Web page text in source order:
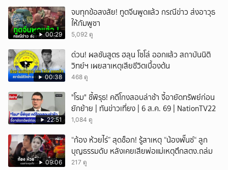
00:29
จบทุกข้อสงสัย! ทูตจีนพูดแล้ว กรณีข่าว ส่งอาวุธ
ให้กัมพูชา
5,092 ดู
00:38
ด่วน! ผลชันสูตร ฮลุน โซโล่ ออกแล้ว สถาบันนิติ
วิทย์ฯ เผยสาเหตุเสียชีวิตเบื้องต้น
468 ดู
22:51
"โรม" ชี้พิรุธ! คดีโกงสอบล่าช้า จี้อายัดทรัพย์ก่อน
ยักย้าย | ทันข่าวเที่ยง | 6 ส.ค. 69 | NationTV22
1,084 ดู
09:06
“ก้อง ห้วยไร่” สุดช็อก! รู้สาเหตุ “น้องพั๊นซ์“ ลูก
บุญธรรมดับ หลังเคยเสียพ่อแม่เหตุตึกสตง.ถล่ม
217 ดู